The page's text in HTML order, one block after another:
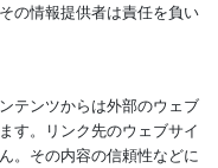
の情報提供者は責任を負い
テンツからは外部のウェブ
す。リンク先のウェブサイ
。その内容の信頼性などに